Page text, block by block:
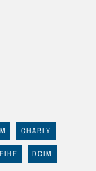
CHARLY
DCIM